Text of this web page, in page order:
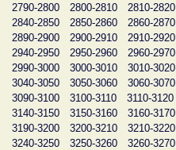
2790-2800
2800-2810 2810-2820
2840-2850
2850-2860 2860-2870
2890-2900
2900-2910 2910-2920
2940-2950
2950-2960 2960-2970
2990-3000
3000-3010 3010-3020
3040-3050
3050-3060 3060-3070
3090-3100
3100-3110 3110-3120
3140-3150
3150-3160 3160-3170
3190-3200
3200-3210 3210-3220
3240-3250
3250-3260 3260-3270